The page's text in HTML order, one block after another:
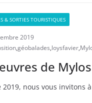
& SORTIES TOURISTIQUES
2019
,géobalades,loysfavier,
de Mylos
2019, nous vous